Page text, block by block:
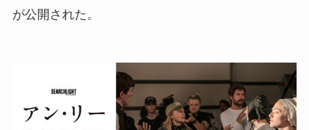
が公開された。